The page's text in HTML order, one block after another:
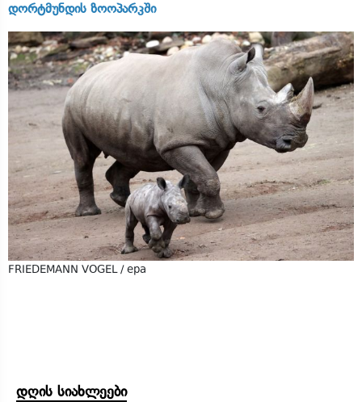
დორტმუნდის ზოოპარკში
FRIEDEMANN VOGEL / epa
დღის სიახლეები